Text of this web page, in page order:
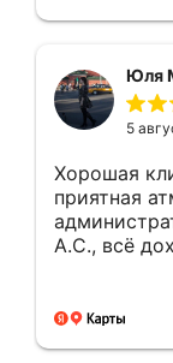
Юля
5
Хорошая
приятная
А.С., всё